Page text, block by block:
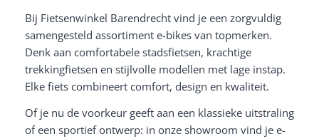
Bij Fietsenwinkel Barendrecht vind je een zorgvuldig
samengesteld assortiment e-bikes van topmerken.
Denk aan comfortabele stadsfietsen, krachtige
trekkingfietsen en stijlvolle modellen met lage instap.
Elke fiets combineert comfort, design en kwaliteit.
Of je nu de voorkeur geeft aan een klassieke uitstraling
of een sportief ontwerp: in onze showroom vind je e-